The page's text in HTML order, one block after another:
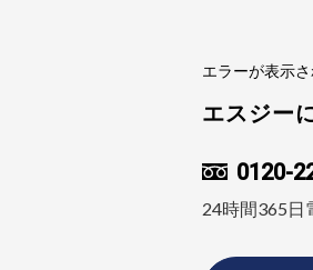
エラーが表示
エスジー
0120-
24時間365日